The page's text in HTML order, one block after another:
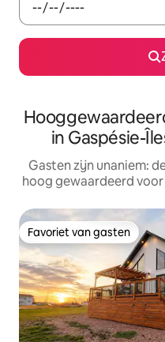
in Gaspésie-
Gasten zijn unaniem:
hoog gewaardeerd
Favoriet van gasten
Favoriet van gasten